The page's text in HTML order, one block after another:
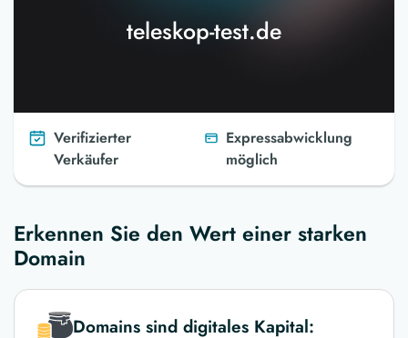
teleskop-test.de
Verifizierter
Verkäufer
Expressabwicklung
möglich
Erkennen Sie den Wert einer starken
Domain
Domains sind digitales Kapital: